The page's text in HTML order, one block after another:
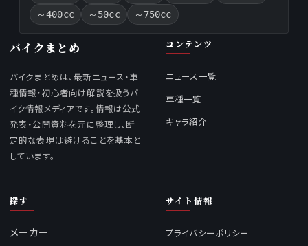
～400cc
～50cc ～750cc
バイクまとめ
バイクまとめは、最新ニュース・車
種情報・初心者向け解説を扱うバ
イク情報メディアです。情報は公式
発表・公開資料を元に整理し、断
定的な表現は避けることを基本と
しています。
コンテンツ
ニュース一覧
車種一覧
キャラ紹介
探す
メーカー
サイト情報
プライバシーポリシー